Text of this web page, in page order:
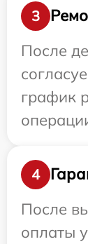
3
После
график
4
После
оплаты